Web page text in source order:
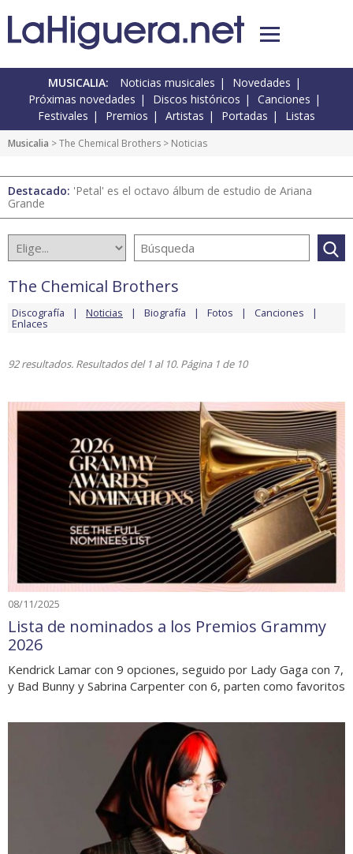
MUSICALIA: Noticias musicales
Novedades
Próximas novedades
Discos históricos
Canciones
Festivales
Premios Artistas Portadas Listas
Musicalia >The Chemical Brothers > Noticias
Destacado: 'Petal' es el octavo álbum de estudio de Ariana
Grande
The Chemical Brothers
Discografía Noticias Biografía Fotos Canciones
Enlaces
92 resultados. Resultados del 1 al 10. Página 1 de 10
08/11/2025
Lista de nominados a los Premios Grammy
2026
Kendrick Lamar con 9 opciones, seguido por Lady Gaga con 7,
y Bad Bunny y Sabrina Carpenter con 6, parten como favoritos